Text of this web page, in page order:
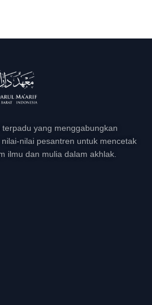
yang menggabungkan
nilai pesantren untuk mencetak
ilmu dan mulia dalam akhlak.